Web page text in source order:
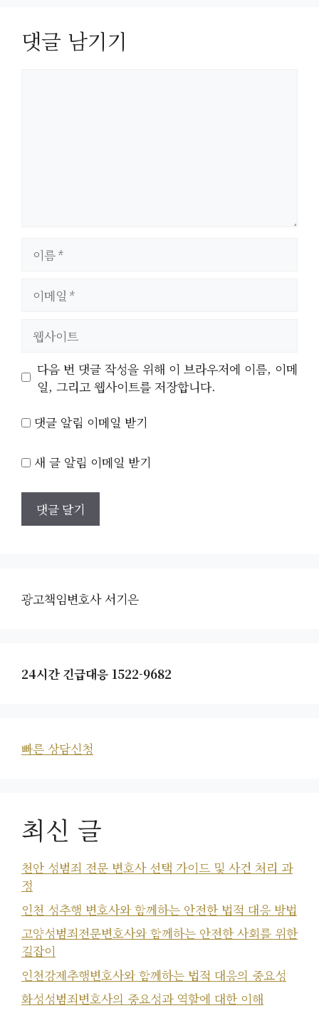
댓글 남기기
트
다음 번 댓글 작성을 위해 이 브라우저에 이름, 이메
일, 그리고 웹사이트를 저장합니다.
댓글 알림 이메일 받기
새 글 알림 이메일 받기
광고책임변호사 서기은
24시간 긴급대응 1522-9682
빠른 상담신청
최신 글
천안 성범죄 전문 변호사 선택 가이드 및 사건 처리 과
정
인천 성추행 변호사와 함께하는 안전한 법적 대응 방법
고양성범죄전문변호사와 함께하는 안전한 사회를 위한
길잡이
인천강제추행변호사와 함께하는 법적 대응의 중요성
화성성범죄변호사의 중요성과 역할에 대한 이해